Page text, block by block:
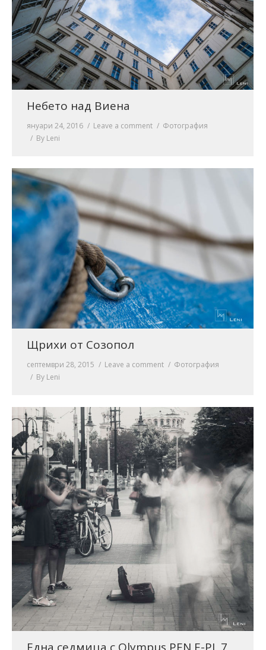
Небето над Виена
януари 24, 2016 Leave a comment
Фотография
By Leni
Щрихи от Созопол
септември 28, 2015 Leave a comment
Фотография
By Leni
Една седмица с Olympus PEN E-PL 7